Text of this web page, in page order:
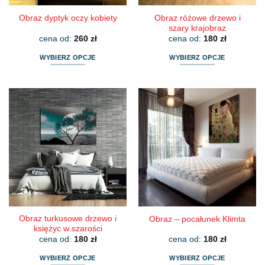
Obraz dyptyk oczy kobiety
cena od: 260 zł
WYBIERZ OPCJE
ma
wiele
wariantów.
Opcje
można
wybrać
na
stronie
produktu
Obraz różowe drzewo i
szary krajobraz
cena od: 180 zł
WYBIERZ OPCJE
wiele
wariantów.
Opcje
można
wybrać
na
stronie
produktu
Obraz turkusowe drzewo i
księżyc w szarości
cena od: 180 zł
WYBIERZ OPCJE
Obraz – pocałunek Klimta
cena od: 180 zł
WYBIERZ OPCJE